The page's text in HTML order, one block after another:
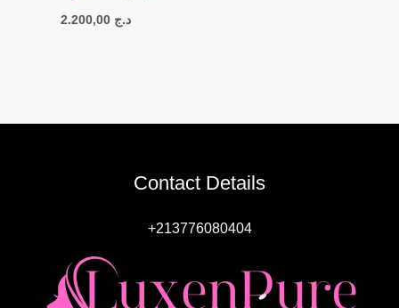
د.ج
Contact Details
+213776080404